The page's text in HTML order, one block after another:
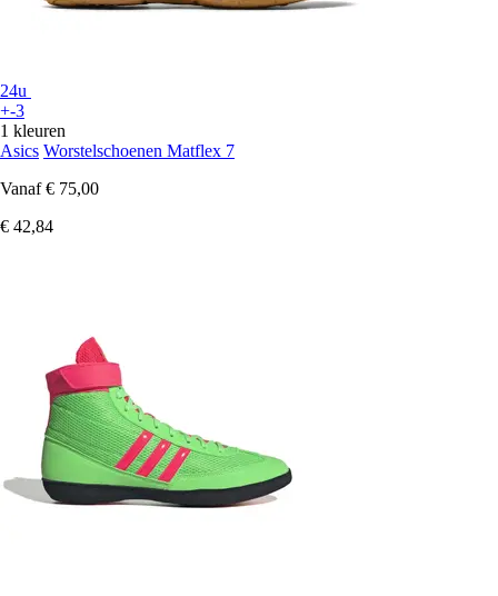
24u
+-3
1 kleuren
Asics Worstelschoenen Matflex 7
Vanaf € 75,00
€ 42,84